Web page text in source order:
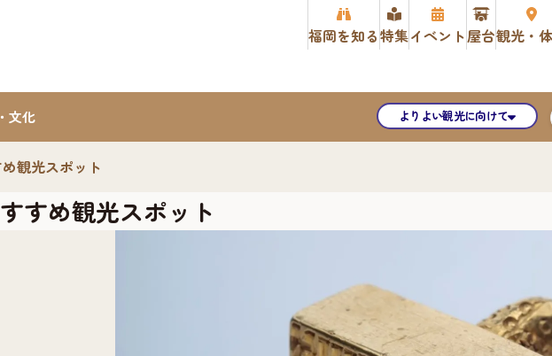
福岡を知る特集イベント屋台観光・
文化 よりよい観光に向けて
観光スポット
すめ観光スポット